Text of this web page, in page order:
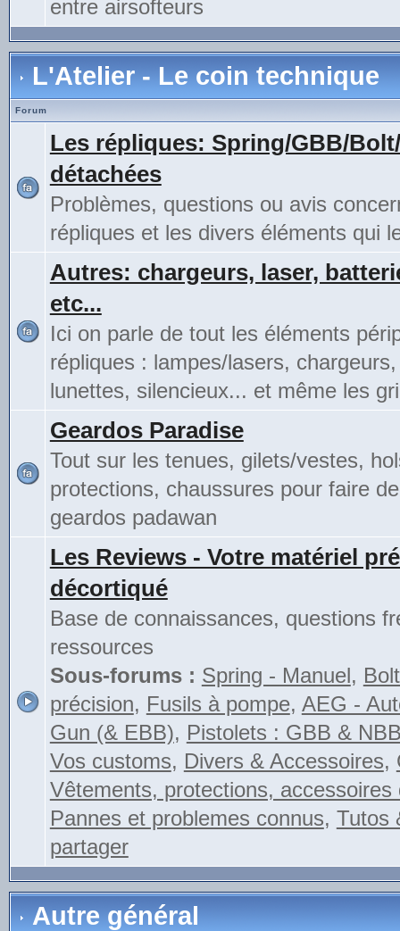
entre airsofteurs
L'Atelier - Le coin technique
Forum
Les répliques: Spring/GBB/
détachées
Problèmes, questions ou avis
répliques et les divers éléments qui
Autres: chargeurs, laser,
etc...
Ici on parle de tout les éléments
répliques : lampes/lasers,
lunettes, silencieux... et même les
Geardos Paradise
Tout sur les tenues, gilets/vestes,
protections, chaussures pour faire
geardos padawan
Les Reviews - Votre matériel
décortiqué
Base de connaissances, questions
ressources
Sous-forums : Spring - Manuel,
précision, Fusils à pompe, AEG -
Gun (& EBB), Pistolets : GBB &
Vos customs, Divers & Accessoires,
Vêtements, protections, accessoires
Pannes et problemes connus, Tutos
partager
Autre général